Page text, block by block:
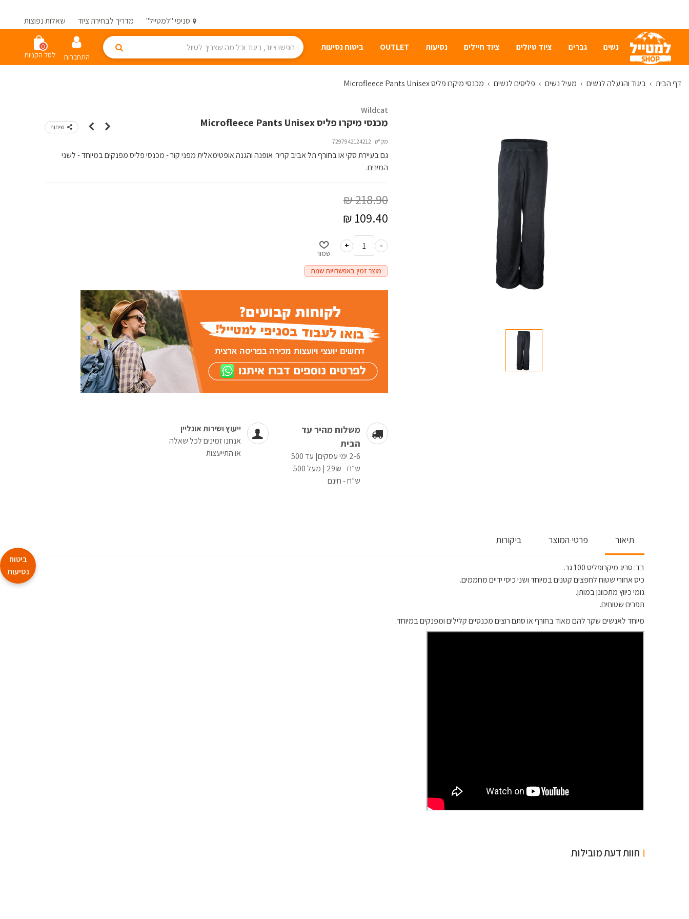
ביטוח
נסיעות
סניפי "למטייל" מדריך לבחירת ציוד שאלות נפוצות
נשים גברים ציוד טיולים ציוד חיילים נסיעות OUTLET ביטוח נסיעות
התחברות
0
לסל הקניות
דף הבית › ביגוד והנעלה לנשים › מעיל נשים › פליסים לנשים › מכנסי מיקרו פליס Microfleece Pants Unisex
Wildcat
מכנסי מיקרו פליס Microfleece Pants Unisex
שיתוף
מק"ט: 7297942124212
גם בעיירת סקי או בחורף תל אביב קריר. אופנה והגנה אופטימאלית מפני קור - מכנסי פליס מפנקים במיוחד - לשני
המינים.
מוצר זמין באפשרויות שנות
-
+
שמור
משלוח מהיר עד
הבית
2-6 ימי עסקים| עד 500
ש״ח - 29₪ | מעל 500
ש״ח - חינם
ייעוץ ושירות אונליין
אנחנו זמינים לכל שאלה
או התייעצות
תיאור פרטי המוצר ביקורות
בד: סריג מיקרופליס 100 גר.
כיס אחורי שטוח לחפצים קטנים במיוחד ושני כיסי ידיים מחממים.
גומי כיווץ מתכוונן במותן.
תפרים שטוחים.
מיוחד לאנשים שקר להם מאוד בחורף או סתם רוצים מכנסיים קלילים ומפנקים במיוחד.
חוות דעת מובילות